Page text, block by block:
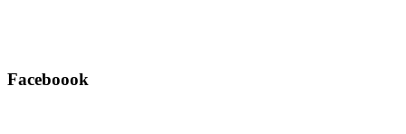
Faceboook